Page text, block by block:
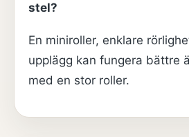
stel?
En miniroller, enklare
upplägg kan fungera bättre
med en stor roller.